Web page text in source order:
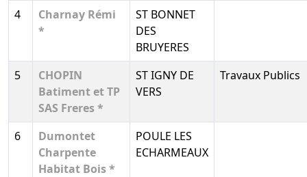
4
Charnay Rémi
*
ST BONNET
DES
BRUYERES
5
CHOPIN
Batiment et TP
SAS Freres *
ST IGNY DE
VERS
Travaux Publics
6
Dumontet
Charpente
Habitat Bois *
POULE LES
ECHARMEAUX